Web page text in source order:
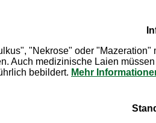
"Nekrose" oder
Auch medizinische Laien
bebildert. Mehr